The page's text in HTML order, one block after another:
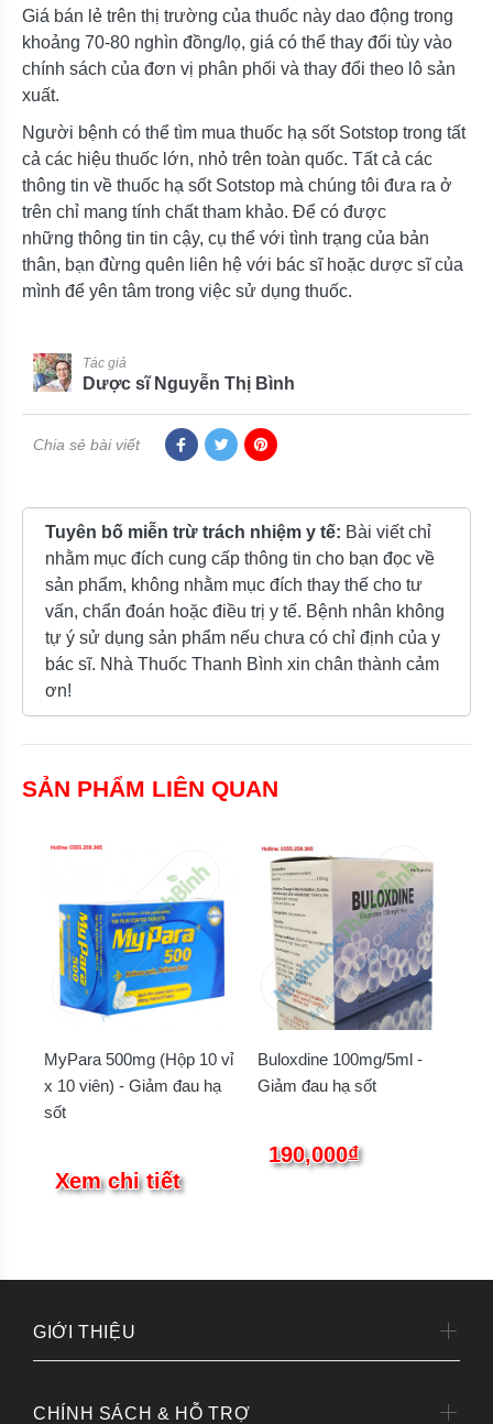
Giá bán lẻ trên thị trường của thuốc này dao động trong
khoảng 70-80 nghìn đồng/lọ, giá có thể thay đổi tùy vào
chính sách của đơn vị phân phối và thay đổi theo lô sản
xuất.
Người bệnh có thể tìm mua thuốc hạ sốt Sotstop trong tất
cả các hiệu thuốc lớn, nhỏ trên toàn quốc. Tất cả các
thông tin về thuốc hạ sốt Sotstop mà chúng tôi đưa ra ở
trên chỉ mang tính chất tham khảo. Để có được
những thông tin tin cậy, cụ thể với tình trạng của bản
thân, bạn đừng quên liên hệ với bác sĩ hoặc dược sĩ của
mình để yên tâm trong việc sử dụng thuốc.
Tác giả
Dược sĩ Nguyễn Thị Bình
Chia sẻ bài viết
Tuyên bố miễn trừ trách nhiệm y tế: Bài viết chỉ
nhằm mục đích cung cấp thông tin cho bạn đọc về
sản phẩm, không nhằm mục đích thay thế cho tư
vấn, chẩn đoán hoặc điều trị y tế. Bệnh nhân không
tự ý sử dụng sản phẩm nếu chưa có chỉ định của y
bác sĩ. Nhà Thuốc Thanh Bình xin chân thành cảm
ơn!
SẢN PHẨM LIÊN QUAN
MyPara 500mg (Hộp 10 vỉ
x 10 viên) - Giảm đau hạ
sốt
Xem chi tiết
Buloxdine 100mg/5ml -
Giảm đau hạ sốt
190,000₫
GIỚI THIỆU
CHÍNH SÁCH & HỖ TRỢ